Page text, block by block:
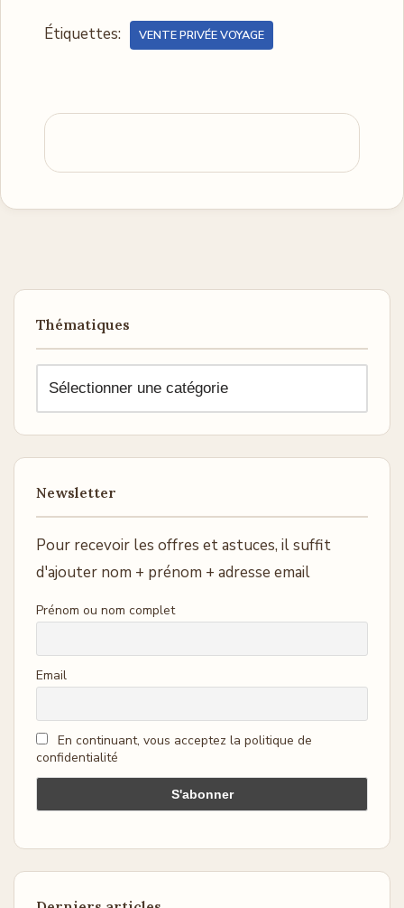
Étiquettes: VENTE PRIVÉE VOYAGE
Thématiques
Newsletter
Pour recevoir les offres et astuces, il suffit
d'ajouter nom + prénom + adresse email
Prénom ou nom complet
Email
En continuant, vous acceptez la politique de
confidentialité